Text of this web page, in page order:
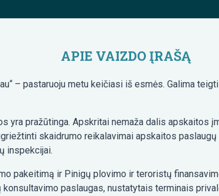
APIE VAIZDO ĮRAŠĄ
– pastaruoju metu keičiasi iš esmės. Galima
yra pražūtinga. Apskritai nemaža dalis apskaitos
skaidrumo reikalavimai apskaitos
inspekcijai.
pakeitimą ir Pinigų plovimo ir teroristų
paslaugas, nustatytais terminais